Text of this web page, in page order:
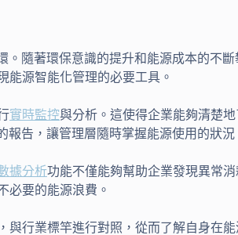
隨著環保意識的提升和能源成本的不
能源智能化管理的必要工具。
實時監控與分析。這使得企業能夠清楚
告，讓管理層隨時掌握能源使用的狀況
據分析功能不僅能夠幫助企業發現異常
必要的能源浪費。
行業標竿進行對照，從而了解自身在